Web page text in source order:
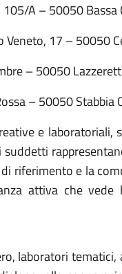
A – 50050 Bassa
17 – 50050
– 50050
– 50050 Stabbia
e laboratoriali,
riferimento e la
attiva che
laboratori